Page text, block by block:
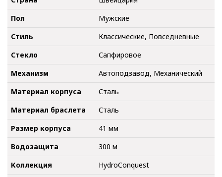
Пол
Мужские
Стиль
Классические, Повседневные
Стекло
Сапфировое
Механизм
Автоподзавод, Механический
Материал корпуса
Сталь
Материал браслета
Сталь
Размер корпуса
41 мм
Водозащита
300 м
Коллекция
HydroConquest